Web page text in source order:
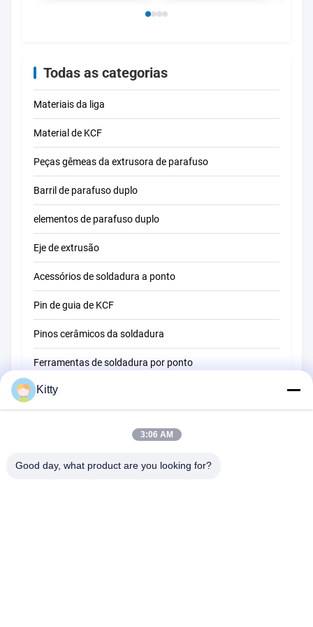
Todas as categorias
Materiais da liga
Material de KCF
Peças gêmeas da extrusora de parafuso
Barril de parafuso duplo
elementos de parafuso duplo
Eje de extrusão
Acessórios de soldadura a ponto
Pin de guia de KCF
Pinos cerâmicos da soldadura
Ferramentas de soldadura por ponto
Máquina de soldadura do ponto da resistência
Kitty
3:06 AM
Good day, what product are you looking for?